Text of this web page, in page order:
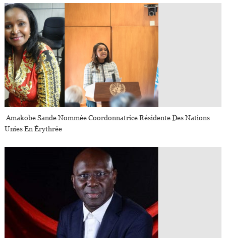
​​​​​​​ Amakobe Sande Nommée Coordonnatrice Résidente Des Nations
Unies En Érythrée